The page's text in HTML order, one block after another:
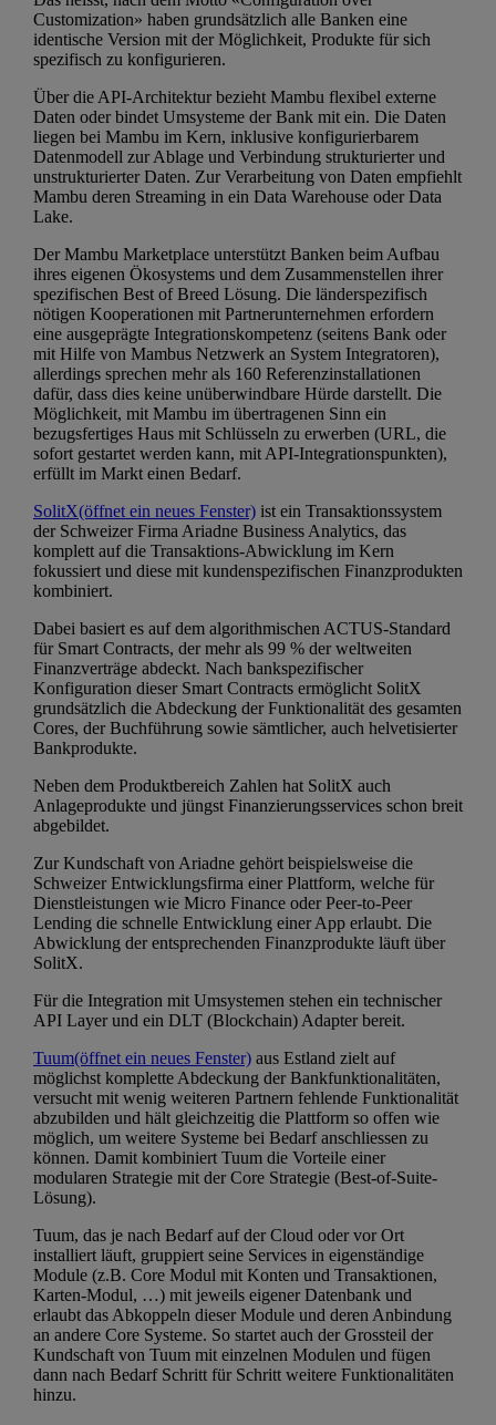
Customization» haben grundsätzlich alle Banken eine
identische Version mit der Möglichkeit, Produkte für sich
spezifisch zu konfigurieren.
Über die API-Architektur bezieht Mambu flexibel externe
Daten oder bindet Umsysteme der Bank mit ein. Die Daten
liegen bei Mambu im Kern, inklusive konfigurierbarem
Datenmodell zur Ablage und Verbindung strukturierter und
unstrukturierter Daten. Zur Verarbeitung von Daten empfiehlt
Mambu deren Streaming in ein Data Warehouse oder Data
Lake.
Der Mambu Marketplace unterstützt Banken beim Aufbau
ihres eigenen Ökosystems und dem Zusammenstellen ihrer
spezifischen Best of Breed Lösung. Die länderspezifisch
nötigen Kooperationen mit Partnerunternehmen erfordern
eine ausgeprägte Integrationskompetenz (seitens Bank oder
mit Hilfe von Mambus Netzwerk an System Integratoren),
allerdings sprechen mehr als 160 Referenzinstallationen
dafür, dass dies keine unüberwindbare Hürde darstellt. Die
Möglichkeit, mit Mambu im übertragenen Sinn ein
bezugsfertiges Haus mit Schlüsseln zu erwerben (URL, die
sofort gestartet werden kann, mit API-Integrationspunkten),
erfüllt im Markt einen Bedarf.
SolitX(öffnet ein neues Fenster) ist ein Transaktionssystem
der Schweizer Firma Ariadne Business Analytics, das
komplett auf die Transaktions-Abwicklung im Kern
fokussiert und diese mit kundenspezifischen Finanzprodukten
kombiniert.
Dabei basiert es auf dem algorithmischen ACTUS-Standard
für Smart Contracts, der mehr als 99 % der weltweiten
Finanzverträge abdeckt. Nach bankspezifischer
Konfiguration dieser Smart Contracts ermöglicht SolitX
grundsätzlich die Abdeckung der Funktionalität des gesamten
Cores, der Buchführung sowie sämtlicher, auch helvetisierter
Bankprodukte.
Neben dem Produktbereich Zahlen hat SolitX auch
Anlageprodukte und jüngst Finanzierungsservices schon breit
abgebildet.
Zur Kundschaft von Ariadne gehört beispielsweise die
Schweizer Entwicklungsfirma einer Plattform, welche für
Dienstleistungen wie Micro Finance oder Peer-to-Peer
Lending die schnelle Entwicklung einer App erlaubt. Die
Abwicklung der entsprechenden Finanzprodukte läuft über
SolitX.
Für die Integration mit Umsystemen stehen ein technischer
API Layer und ein DLT (Blockchain) Adapter bereit.
Tuum(öffnet ein neues Fenster) aus Estland zielt auf
möglichst komplette Abdeckung der Bankfunktionalitäten,
versucht mit wenig weiteren Partnern fehlende Funktionalität
abzubilden und hält gleichzeitig die Plattform so offen wie
möglich, um weitere Systeme bei Bedarf anschliessen zu
können. Damit kombiniert Tuum die Vorteile einer
modularen Strategie mit der Core Strategie (Best-of-Suite-
Lösung).
Tuum, das je nach Bedarf auf der Cloud oder vor Ort
installiert läuft, gruppiert seine Services in eigenständige
Module (z.B. Core Modul mit Konten und Transaktionen,
Karten-Modul, …) mit jeweils eigener Datenbank und
erlaubt das Abkoppeln dieser Module und deren Anbindung
an andere Core Systeme. So startet auch der Grossteil der
Kundschaft von Tuum mit einzelnen Modulen und fügen
dann nach Bedarf Schritt für Schritt weitere Funktionalitäten
hinzu.